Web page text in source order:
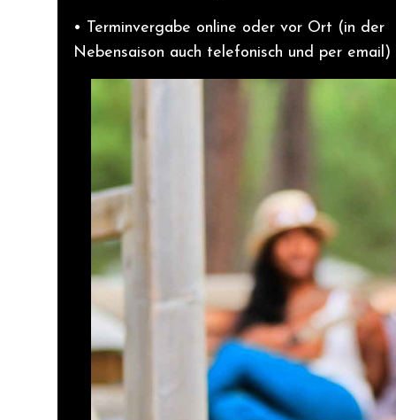
• Terminvergabe online oder vor Ort (in der
Nebensaison auch telefonisch und per email)